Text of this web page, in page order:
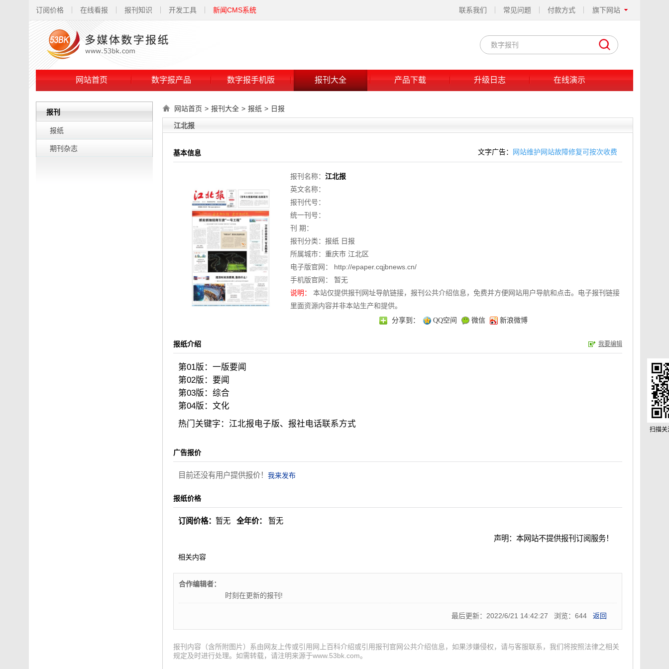
订阅价格 在线看报 报刊知识 开发工具 新闻CMS系统 旗下网站
付款方式
常见问题
联系我们
网站首页 数字报产品 数字报手机版 报刊大全 产品下载 升级日志 在线演示
报刊
报纸
期刊杂志
网站首页 > 报刊大全 > 报纸 > 日报
江北报
基本信息 文字广告： 网站维护网站故障修复可按次收费
报刊名称： 江北报
英文名称：
报刊代号：
统一刊号：
刊 期：
报刊分类： 报纸 日报
所属城市： 重庆市 江北区
电子版官网： http://epaper.cqjbnews.cn/
手机版官网： 暂无
说明：
本站仅提供报刊网址导航链接，报刊公共介绍信息，免费并方便网站用户导航和点击。电子报刊链接
里面资源内容并非本站生产和提供。
分享到： QQ空间 微信 新浪微博
报纸介绍 我要编辑
第01版：一版要闻
第02版：要闻
第03版：综合
第04版：文化
热门关键字：江北报电子版、报社电话联系方式
广告报价
目前还没有用户提供报价！ 我来发布
报纸价格
订阅价格： 暂无 全年价： 暂无
声明：本网站不提供报刊订阅服务！
相关内容
合作编辑者：
时刻在更新的报刊! 53报刊大全为各位读者朋友提供最新的国内外报刊官方网站资料！
最后更新：2022/6/21 14:42:27 浏览：644 返回
报刊内容（含所附图片）系由网友上传或引用网上百科介绍或引用报刊官网公共介绍信息，如果涉嫌侵权，请与客服联系，我们将按照法律之相关
规定及时进行处理。如需转载，请注明来源于www.53bk.com。
扫描关